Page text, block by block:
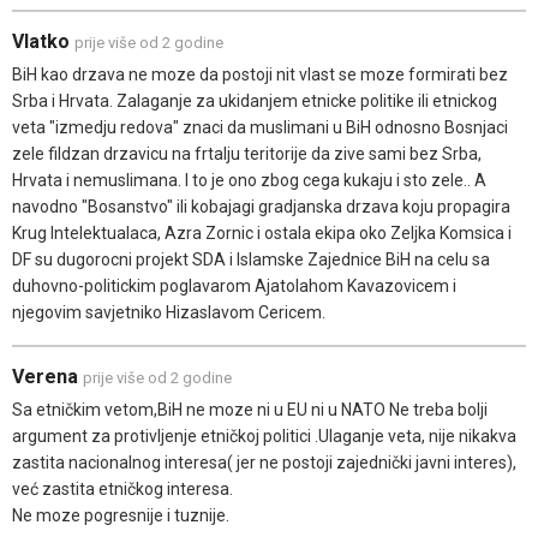
Vlatko prije više od 2 godine
BiH kao drzava ne moze da postoji nit vlast se moze formirati bez
Srba i Hrvata. Zalaganje za ukidanjem etnicke politike ili etnickog
veta "izmedju redova" znaci da muslimani u BiH odnosno Bosnjaci
zele fildzan drzavicu na frtalju teritorije da zive sami bez Srba,
Hrvata i nemuslimana. I to je ono zbog cega kukaju i sto zele.. A
navodno "Bosanstvo" ili kobajagi gradjanska drzava koju propagira
Krug Intelektualaca, Azra Zornic i ostala ekipa oko Zeljka Komsica i
DF su dugorocni projekt SDA i Islamske Zajednice BiH na celu sa
duhovno-politickim poglavarom Ajatolahom Kavazovicem i
njegovim savjetniko Hizaslavom Cericem.
Verena prije više od 2 godine
Sa etničkim vetom,BiH ne moze ni u EU ni u NATO Ne treba bolji
argument za protivljenje etničkoj politici .Ulaganje veta, nije nikakva
zastita nacionalnog interesa( jer ne postoji zajednički javni interes),
već zastita etničkog interesa.
Ne moze pogresnije i tuznije.